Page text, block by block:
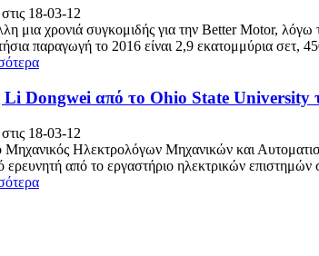
18-03-12
μια χρονιά συγκομιδής για την Better Motor,
παραγωγή το 2016 είναι 2,9 εκατομμύρια σετ,
Li Dongwei από το Ohio State
18-03-12
ο Μηχανικός Ηλεκτρολόγων Μηχανικών και
ερευνητή από το εργαστήριο ηλεκτρικών